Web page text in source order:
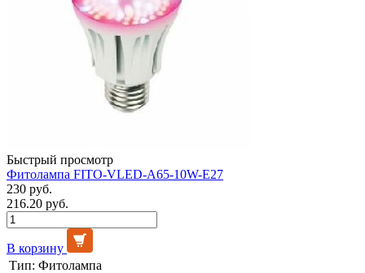
Быстрый просмотр
Фитолампа FITO-VLED-A65-10W-E27
230 руб.
216.20 руб.
В корзину
Тип: Фитолампа